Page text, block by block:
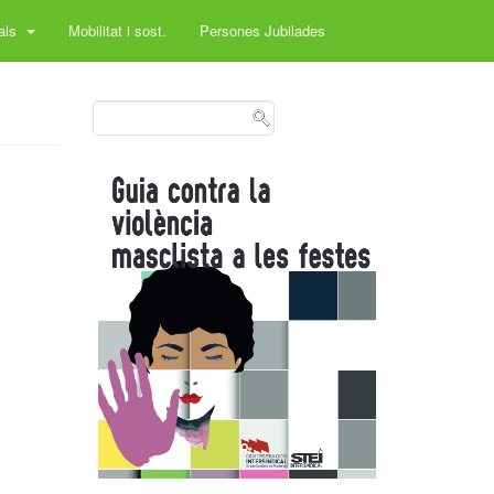
Mobilitat i sost. Persones Jubilades